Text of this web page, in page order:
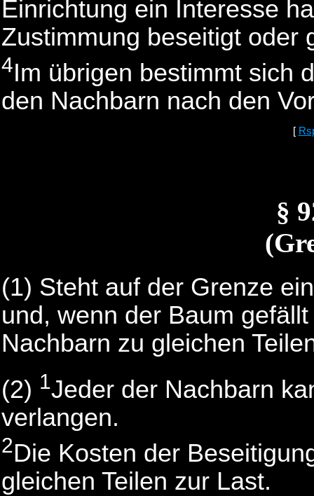
Einrichtung ein Interesse
Zustimmung beseitigt oder
4Im übrigen bestimmt sich
den Nachbarn nach den
[
§
(1) Steht auf der Grenze
und, wenn der Baum
Nachbarn zu gleichen
(2) 1Jeder der Nachbarn
verlangen.
2Die Kosten der
gleichen Teilen zur Last.